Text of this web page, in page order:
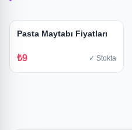
Pasta Maytabı Fiyatları
₺9 ✓ Stokta